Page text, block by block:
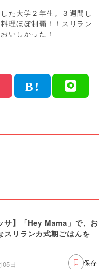
た大学２年生。３週間し
理ほぼ制覇！！スリラン
いしかった！
サ】「Hey Mama」で、お
スリランカ式朝ごはんを
05日 保存